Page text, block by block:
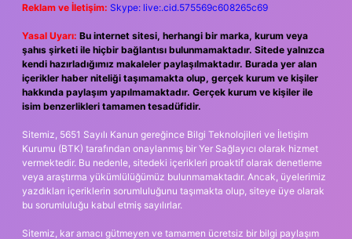
Reklam ve İletişim: Skype: live:.cid.575569c608265c69
Yasal Uyarı: Bu internet sitesi, herhangi bir marka, kurum veya
şahıs şirketi ile hiçbir bağlantısı bulunmamaktadır. Sitede yalnızca
kendi hazırladığımız makaleler paylaşılmaktadır. Burada yer alan
içerikler haber niteliği taşımamakta olup, gerçek kurum ve kişiler
hakkında paylaşım yapılmamaktadır. Gerçek kurum ve kişiler ile
isim benzerlikleri tamamen tesadüfidir.
Sitemiz, 5651 Sayılı Kanun gereğince Bilgi Teknolojileri ve İletişim
Kurumu (BTK) tarafından onaylanmış bir Yer Sağlayıcı olarak hizmet
vermektedir. Bu nedenle, sitedeki içerikleri proaktif olarak denetleme
veya araştırma yükümlülüğümüz bulunmamaktadır. Ancak, üyelerimiz
yazdıkları içeriklerin sorumluluğunu taşımakta olup, siteye üye olarak
bu sorumluluğu kabul etmiş sayılırlar.
Sitemiz, kar amacı gütmeyen ve tamamen ücretsiz bir bilgi paylaşım